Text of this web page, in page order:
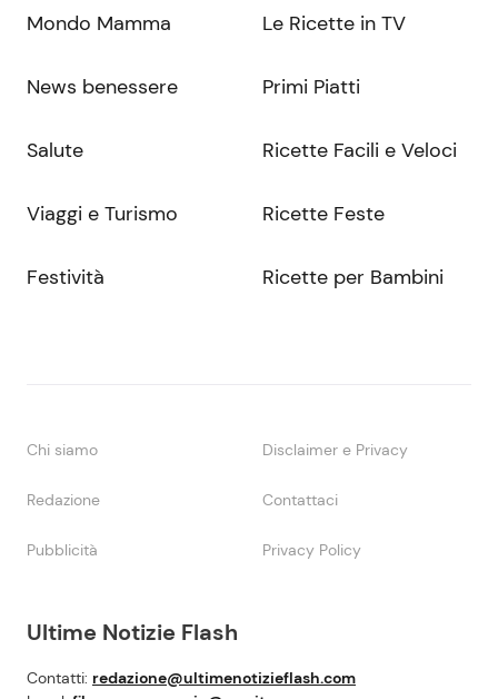
Ultime Notizie Flash
Contatti: redazione@ultimenotizieflash.com
Mondo Mamma
News benessere
Salute
Viaggi e Turismo
Festività
Le Ricette in TV
Primi Piatti
Ricette Facili e Veloci
Ricette Feste
Ricette per Bambini
Chi siamo Disclaimer e Privacy
Redazione Contattaci
Pubblicità Privacy Policy